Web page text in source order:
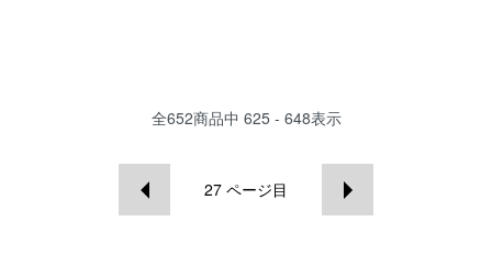
全652商品中 625 - 648表示
27 ページ目